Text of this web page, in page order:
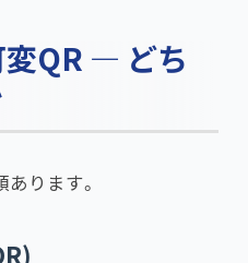
変QR — どち
ります。